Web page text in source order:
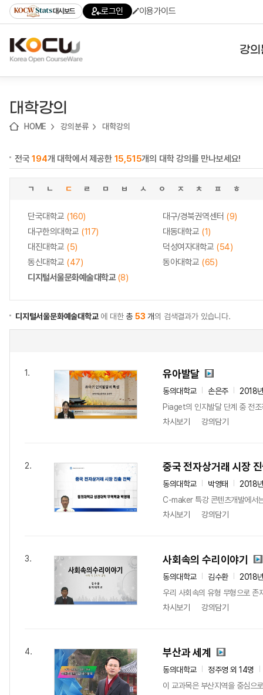
기
기
기
content)
가
대시보드 로그인 이용가이드
강
대학강의
HOME 강의분류 대학강의
전국194개 대학에서 제공한 15,515개의 대학 강의를 만나보세요!
ㄱ ㄴ ㄷ ㄹ ㅁ ㅂ ㅅ ㅇ ㅈ ㅊ ㅍ ㅎ
단국대학교 (160) 대구/경북권역센터 (9)
대구한의대학교 (117) 대동대학교 (1)
대진대학교 (5) 덕성여자대학교 (54)
동신대학교 (47) 동아대학교 (65)
디지털서울문화예술대학교(8)
디지털서울문화예술대학교에 대한총53 개의 검색결과가 있습니다.
1. 유아발달
동의대학교 손은주
2018
Piaget의 인지발달 단계 중 전
차시보기
강의담기
2. 중국 전자상거래 시장
동의대학교 박영태
2018
C-maker 특강 콘텐츠개발에서
차시보기
강의담기
3. 사회속의 수리이야기
동의대학교 김수환
2018
우리 사회속의 유형 무형으로
차시보기
강의담기
4. 부산과 세계
동의대학교
정주영 외 14명
이 교과목은 부산지역을 중심으